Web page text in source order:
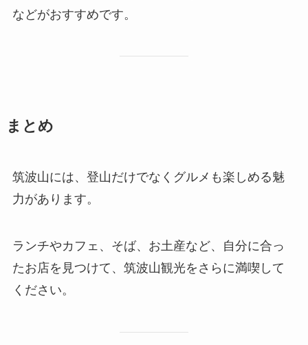
などがおすすめです。
まとめ
筑波山には、登山だけでなくグルメも楽しめる魅
力があります。
ランチやカフェ、そば、お土産など、自分に合っ
たお店を見つけて、筑波山観光をさらに満喫して
ください。